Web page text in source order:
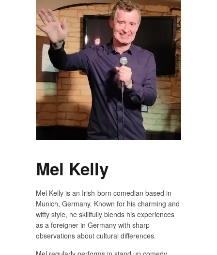
Mel Kelly
Mel Kelly is an Irish-born comedian based in
Munich, Germany. Known for his charming and
witty style, he skillfully blends his experiences
as a foreigner in Germany with sharp
observations about cultural differences.